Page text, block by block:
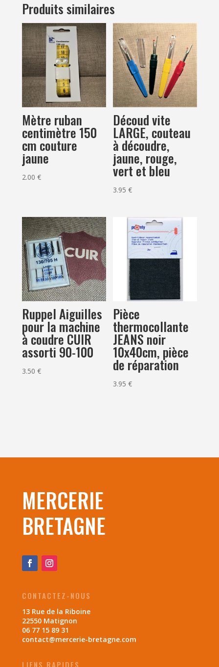
Produits similaires
Mètre ruban
centimètre 150
cm couture
jaune
2.00 €
Découd vite
LARGE, couteau
à découdre,
jaune, rouge,
vert et bleu
3.95€
Ruppel Aiguilles
pour la machine
à coudre CUIR
assorti 90-100
3.50 €
Pièce
thermocollante
JEANS noir
10x40cm, pièce
de réparation
3.95€
MERCERIE
BRETAGNE
CONTACTEZ-NOUS
13 Rue de la Riboine
22550 Matignon
06 77 15 89 31
contact@mercerie-bretagne.com
LIENS RAPIDES